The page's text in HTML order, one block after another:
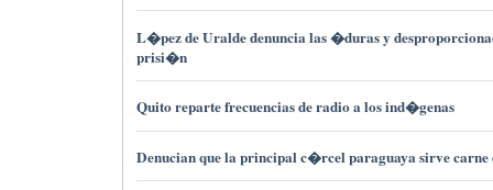
L�pez de Uralde denuncia las �duras y
prisi�n
Quito reparte frecuencias de radio a los ind�genas
Denucian que la principal c�rcel paraguaya sirve carne